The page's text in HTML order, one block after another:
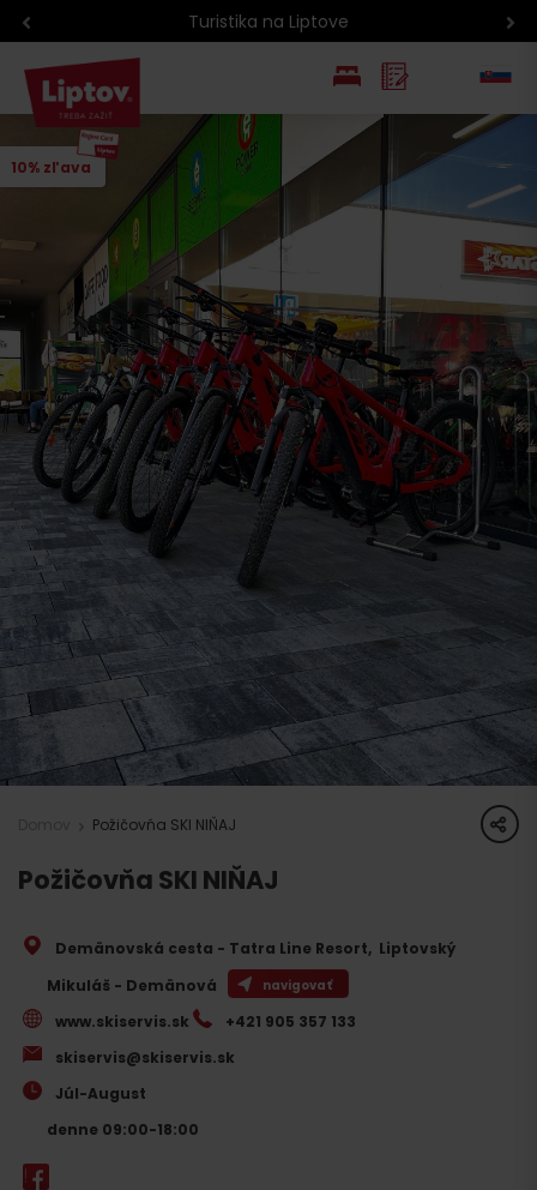
Turistika na Liptove
EN
PL
10% zľava
Požičovňa SKI NIŇAJ share
Požičovňa SKI NIŇAJ
Demänovská cesta - Tatra Line Resort, Liptovský
Mikuláš - Demänová
navigovať
www.skiservis.sk
+421 905 357 133
skiservis@skiservis.sk
Júl-August
denne 09:00-18:00